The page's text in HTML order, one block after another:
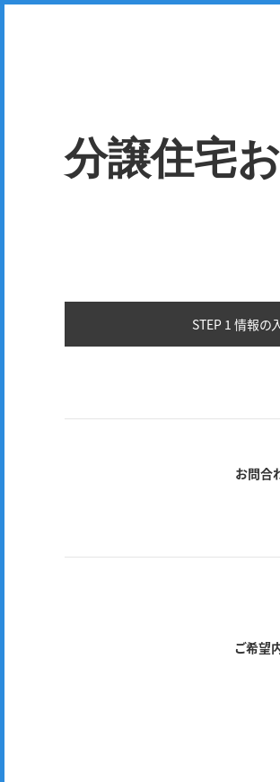
分譲住宅
STEP 1 情報の
お問合
ご希望